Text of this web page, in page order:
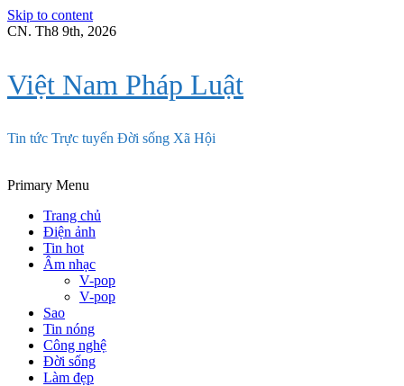
Skip to content
CN. Th8 9th, 2026
Việt Nam Pháp Luật
Tin tức Trực tuyến Đời sống Xã Hội
Primary Menu
Trang chủ
Điện ảnh
Tin hot
Âm nhạc
V-pop
V-pop
Sao
Tin nóng
Công nghệ
Đời sống
Làm đẹp